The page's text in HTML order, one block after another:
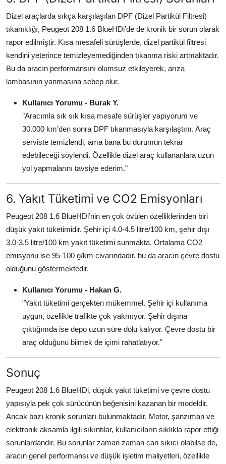
Dizel araçlarda sıkça karşılaşılan DPF (Dizel Partikül Filtresi)
tıkanıklığı, Peugeot 208 1.6 BlueHDi’de de kronik bir sorun olarak
rapor edilmiştir. Kısa mesafeli sürüşlerde, dizel partikül filtresi
kendini yeterince temizleyemediğinden tıkanma riski artmaktadır.
Bu da aracın performansını olumsuz etkileyerek, arıza
lambasının yanmasına sebep olur.
Kullanıcı Yorumu - Burak Y.
"Aracımla sık sık kısa mesafe sürüşler yapıyorum ve
30.000 km’den sonra DPF tıkanmasıyla karşılaştım. Araç
serviste temizlendi, ama bana bu durumun tekrar
edebileceği söylendi. Özellikle dizel araç kullananlara uzun
yol yapmalarını tavsiye ederim."
6. Yakıt Tüketimi ve CO2 Emisyonları
Peugeot 208 1.6 BlueHDi’nin en çok övülen özelliklerinden biri
düşük yakıt tüketimidir. Şehir içi 4.0-4.5 litre/100 km, şehir dışı
3.0-3.5 litre/100 km yakıt tüketimi sunmakta. Ortalama CO2
emisyonu ise 95-100 g/km civarındadır, bu da aracın çevre dostu
olduğunu göstermektedir.
Kullanıcı Yorumu - Hakan G.
"Yakıt tüketimi gerçekten mükemmel. Şehir içi kullanıma
uygun, özellikle trafikte çok yakmıyor. Şehir dışına
çıktığımda ise depo uzun süre dolu kalıyor. Çevre dostu bir
araç olduğunu bilmek de içimi rahatlatıyor."
Sonuç
Peugeot 208 1.6 BlueHDi, düşük yakıt tüketimi ve çevre dostu
yapısıyla pek çok sürücünün beğenisini kazanan bir modeldir.
Ancak bazı kronik sorunları bulunmaktadır. Motor, şanzıman ve
elektronik aksamla ilgili sıkıntılar, kullanıcıların sıklıkla rapor ettiği
sorunlardandır. Bu sorunlar zaman zaman can sıkıcı olabilse de,
aracın genel performansı ve düşük işletim maliyetleri, özellikle